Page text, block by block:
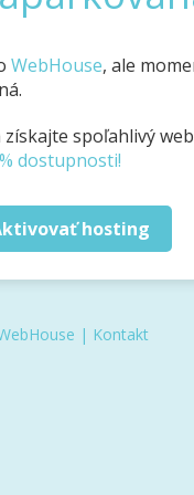
WebHouse, ale
získajte spoľahlivý
dostupnosti!
hosting
| Kontakt